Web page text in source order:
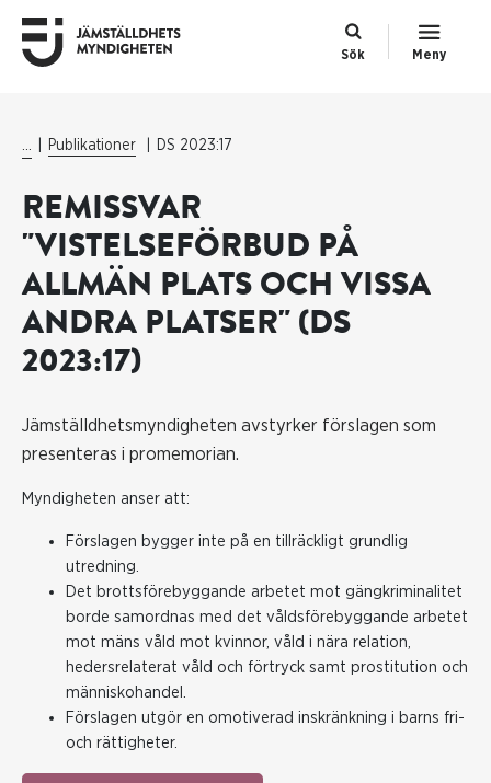
Sök Meny
... Publikationer DS 2023:17
REMISSVAR
"VISTELSEFÖRBUD PÅ
ALLMÄN PLATS OCH VISSA
ANDRA PLATSER" (DS
2023:17)
Jämställdhetsmyndigheten avstyrker förslagen som
presenteras i promemorian.
Myndigheten anser att:
Förslagen bygger inte på en tillräckligt grundlig
utredning.
Det brottsförebyggande arbetet mot gängkriminalitet
borde samordnas med det våldsförebyggande arbetet
mot mäns våld mot kvinnor, våld i nära relation,
hedersrelaterat våld och förtryck samt prostitution och
människohandel.
Förslagen utgör en omotiverad inskränkning i barns fri-
och rättigheter.